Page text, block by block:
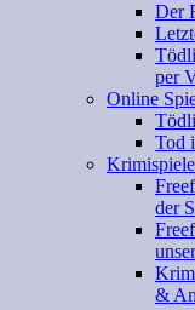
Der
per
Online
Tod
der
&